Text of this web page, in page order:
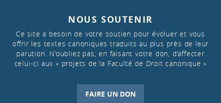
NOUS SOUTENIR
Ce site a besoin de votre soutien pour évoluer et vous
offrir les textes canoniques traduits au plus près de leur
parution. N’oubliez pas, en faisant votre don, d’affecter
celui-ci aux « projets de la Faculté de Droit canonique »
FAIRE UN DON